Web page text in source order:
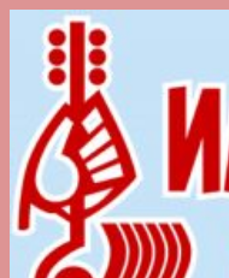
Перейти
содержимому